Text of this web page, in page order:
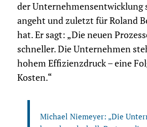
der Unternehmens­entwicklung
angeht und zuletzt für Roland
hat. Er sagt: „Die neuen
schneller. Die Unternehmen
hohem Effizienzdruck – eine
Kosten.“
Michael Niemeyer: „Die